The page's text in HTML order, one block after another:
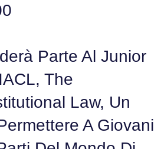
Parte Al Junior
The
Law, Un
A Giovani